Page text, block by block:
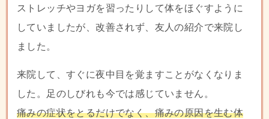
ストレッチやヨガを習ったりして体をほぐすように
していましたが、改善されず、友人の紹介で来院し
ました。
来院して、すぐに夜中目を覚ますことがなくなりま
した。足のしびれも今では感じていません。
痛みの症状をとるだけでなく、痛みの原因を生む体